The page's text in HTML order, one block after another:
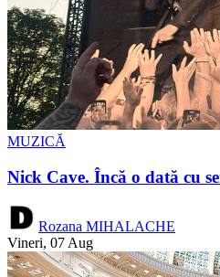
MUZICĂ
Nick Cave. Încă o dată cu
Rozana MIHALACHE
Vineri, 07 Aug